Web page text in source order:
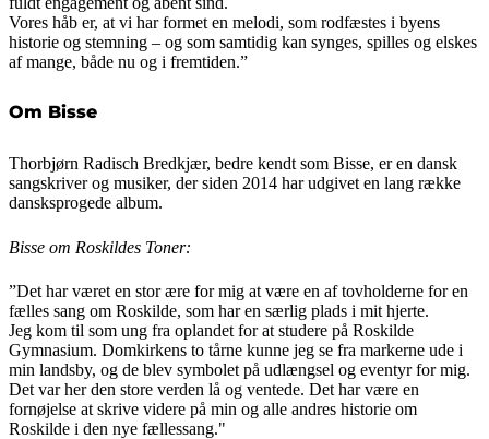
Vores håb er, at vi har formet en melodi, som rodfæstes i byens
historie og stemning – og som samtidig kan synges, spilles og elskes
af mange, både nu og i fremtiden.”
Om Bisse
Thorbjørn Radisch Bredkjær, bedre kendt som Bisse, er en dansk
sangskriver og musiker, der siden 2014 har udgivet en lang række
dansksprogede album.
Bisse om Roskildes Toner:
”Det har været en stor ære for mig at være en af tovholderne for en
fælles sang om Roskilde, som har en særlig plads i mit hjerte.
Jeg kom til som ung fra oplandet for at studere på Roskilde
Gymnasium. Domkirkens to tårne kunne jeg se fra markerne ude i
min landsby, og de blev symbolet på udlængsel og eventyr for mig.
Det var her den store verden lå og ventede. Det har være en
fornøjelse at skrive videre på min og alle andres historie om
Roskilde i den nye fællessang."